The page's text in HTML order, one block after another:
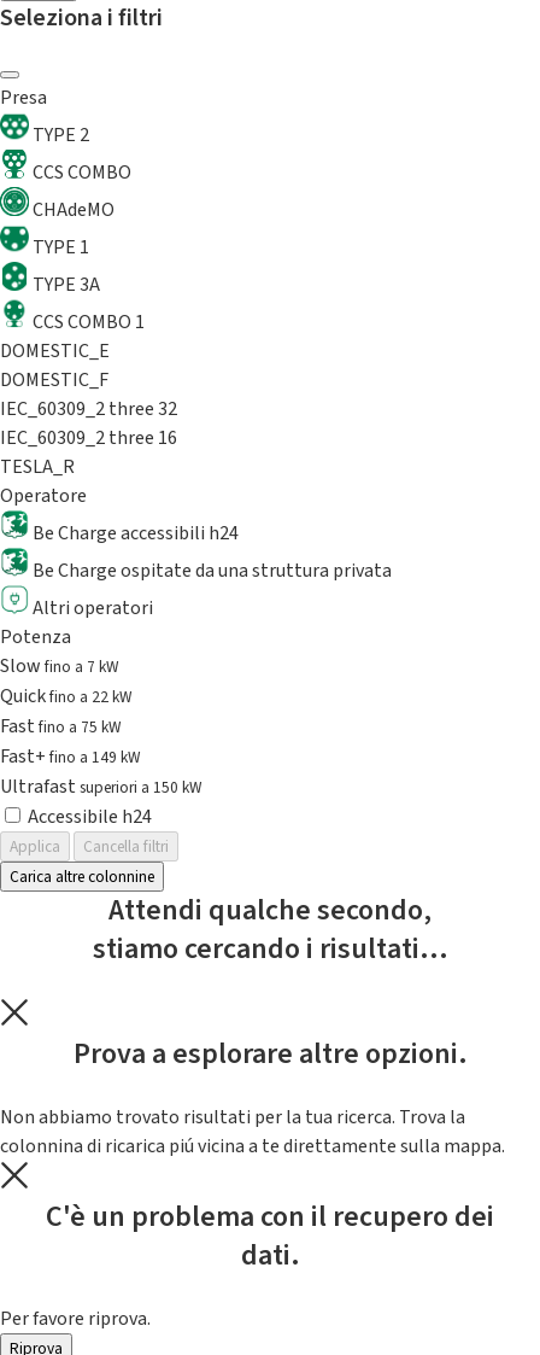
Seleziona i filtri
Presa
TYPE 2
CCS COMBO
CHAdeMO
TYPE 1
TYPE 3A
CCS COMBO 1
DOMESTIC_E
DOMESTIC_F
IEC_60309_2 three 32
IEC_60309_2 three 16
TESLA_R
Operatore
Be Charge accessibili h24
Be Charge ospitate da una struttura privata
Altri operatori
Potenza
Slowfino a 7 kW
Quickfino a 22 kW
Fastfino a 75 kW
Fast+fino a 149 kW
Ultrafast superiori a 150 kW
Accessibile h24
Applica
Cancella filtri
Carica altre colonnine
Attendi qualche secondo,
stiamo cercando i risultati...
Prova a esplorare altre opzioni.
Non abbiamo trovato risultati per la tua ricerca. Trova la
colonnina di ricarica piú vicina a te direttamente sulla mappa.
C'è un problema con il recupero dei
dati.
Per favore riprova.
Riprova